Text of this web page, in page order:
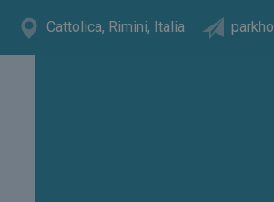
Cattolica, Rimini, Italia